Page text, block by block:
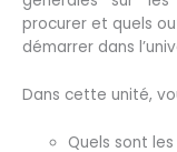
procurer et quels
démarrer dans
Dans cette unité,
Quels sont